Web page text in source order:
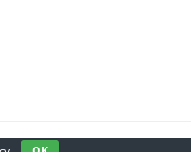
Spagnolo Francese